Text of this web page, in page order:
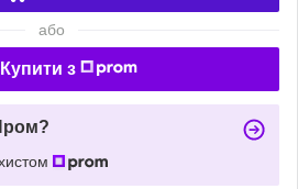
або
Купити з